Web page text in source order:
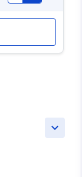
keyboard_arrow_down